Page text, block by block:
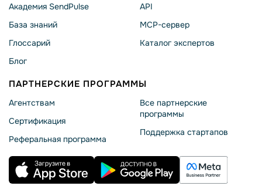
Академия SendPulse
База знаний
Глоссарий
Блог
API
MCP-сервер
Каталог экспертов
ПАРТНЕРСКИЕ ПРОГРАММЫ
Агентствам
Сертификация
Реферальная программа
Все партнерские
программы
Поддержка стартапов